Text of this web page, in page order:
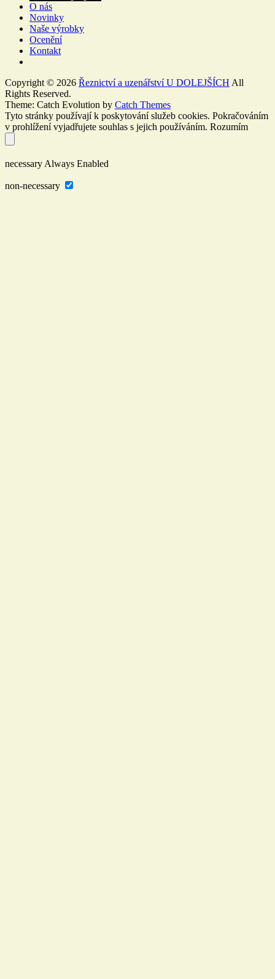
O nás
Novinky
Naše výrobky
Ocenění
Kontakt
Copyright © 2026 Řeznictví a uzenářství U DOLEJŠÍCH All
Rights Reserved.
Theme: Catch Evolution by Catch Themes
Tyto stránky používají k poskytování služeb cookies. Pokračováním
v prohlížení vyjadřujete souhlas s jejich používáním. Rozumím
necessary Always Enabled
non-necessary